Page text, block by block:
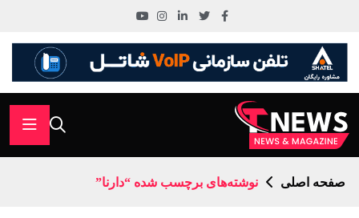
صفحه اصلی نوشته‌های برچسب شده “دارنا”